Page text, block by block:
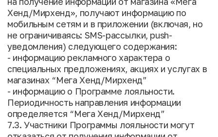
Хенд/Мирхенд», получают информацию по
мобильным сетям и в приложении (включая, но
не ограничиваясь: SMS-рассылки, push-
уведомления) следующего содержания:
- информацию рекламного характера о
специальных предложениях, акциях и услугах в
магазинах “Мега Хенд/Мирхенд”
- информацию о Программе лояльности.
Периодичность направления информации
определяется “Мега Хенд/Мирхенд”
7.3. Участники Программы лояльности могут